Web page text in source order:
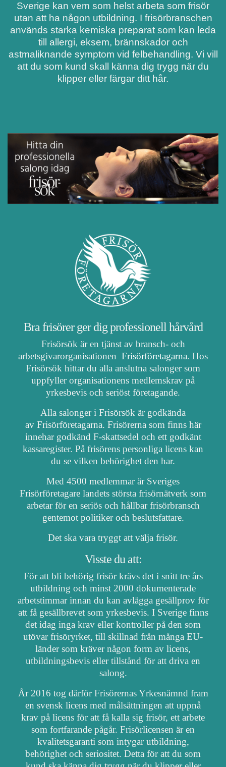
Sverige kan vem som helst arbeta som frisör
utan att ha någon utbildning. I frisörbranschen
används starka kemiska preparat som kan leda
till allergi, eksem, brännskador och
astmaliknande symptom vid felbehandling. Vi vill
att du som kund skall känna dig trygg när du
klipper eller färgar ditt hår.
Bra frisörer ger dig professionell hårvård
Frisörsök är en tjänst av bransch- och
arbetsgivarorganisationen Frisörföretagarna. Hos
Frisörsök hittar du alla anslutna salonger som
uppfyller organisationens medlemskrav på
yrkesbevis och seriöst företagande.
Alla salonger i Frisörsök är godkända
av Frisörföretagarna. Frisörerna som finns här
innehar godkänd F-skattsedel och ett godkänt
kassaregister. På frisörens personliga licens kan
du se vilken behörighet den har.
Med 4500 medlemmar är Sveriges
Frisörföretagare landets största frisörnätverk som
arbetar för en seriös och hållbar frisörbransch
gentemot politiker och beslutsfattare.
Det ska vara tryggt att välja frisör.
Visste du att:
För att bli behörig frisör krävs det i snitt tre års
utbildning och minst 2000 dokumenterade
arbetstimmar innan du kan avlägga gesällprov för
att få gesällbrevet som yrkesbevis. I Sverige finns
det idag inga krav eller kontroller på den som
utövar frisöryrket, till skillnad från många EU-
länder som kräver någon form av licens,
utbildningsbevis eller tillstånd för att driva en
salong.
År 2016 tog därför Frisörernas Yrkesnämnd fram
en svensk licens med målsättningen att uppnå
krav på licens för att få kalla sig frisör, ett arbete
som fortfarande pågår. Frisörlicensen är en
kvalitetsgaranti som intygar utbildning,
behörighet och seriositet. Detta för att du som